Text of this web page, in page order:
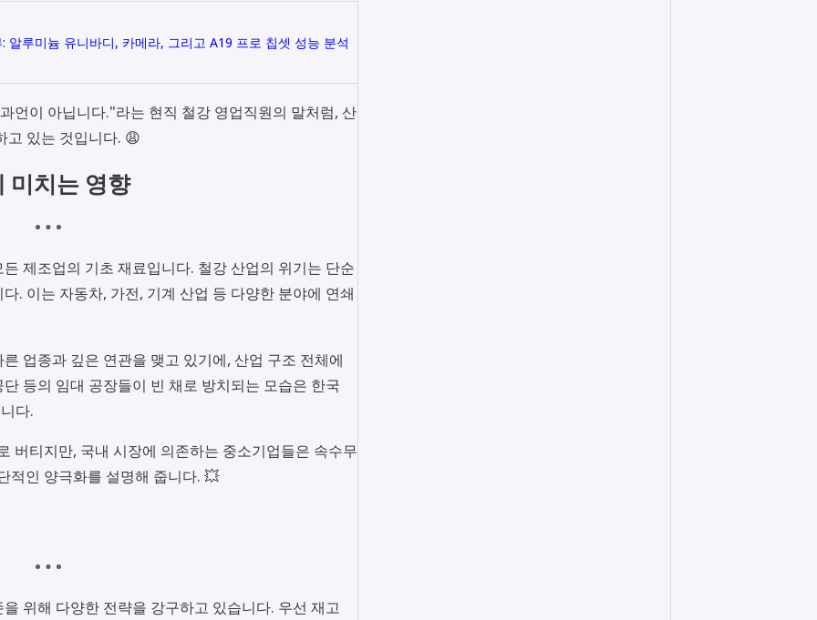
알루미늄 유니바디, 카메라, 그리고 A19 프로 칩셋 성능 분석
언이 아닙니다."라는 현직 철강 영업직원의 말처럼, 산
고 있는 것입니다. 😩
미치는 영향
제조업의 기초 재료입니다. 철강 산업의 위기는 단순
. 이는 자동차, 가전, 기계 산업 등 다양한 분야에 연쇄
업종과 깊은 연관을 맺고 있기에, 산업 구조 전체에
등의 임대 공장들이 빈 채로 방치되는 모습은 한국
다.
버티지만, 국내 시장에 의존하는 중소기업들은 속수무
적인 양극화를 설명해 줍니다. 💥
위해 다양한 전략을 강구하고 있습니다. 우선 재고